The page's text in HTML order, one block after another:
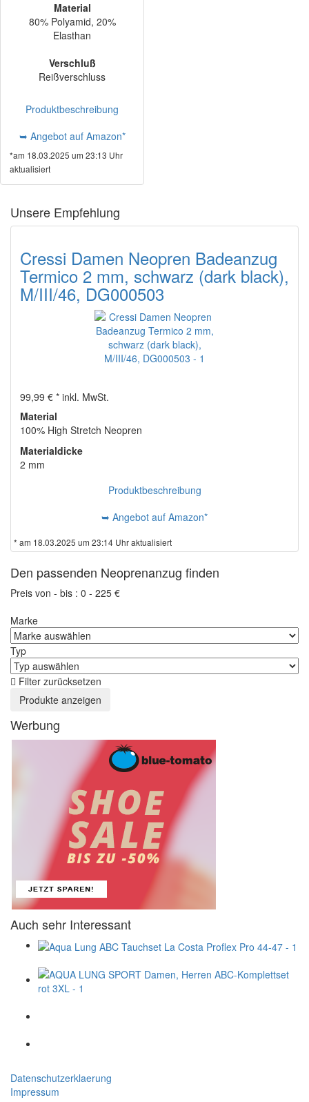
Material
80% Polyamid, 20%
Elasthan
Verschluß
Reißverschluss
Produktbeschreibung
➥ Angebot auf Amazon*
*am 18.03.2025 um 23:13 Uhr
aktualisiert
Unsere Empfehlung
Cressi Damen Neopren Badeanzug
Termico 2 mm, schwarz (dark black),
M/III/46, DG000503
99,99 € * inkl. MwSt.
Material
100% High Stretch Neopren
Materialdicke
2 mm
Produktbeschreibung
➥ Angebot auf Amazon*
* am 18.03.2025 um 23:14 Uhr aktualisiert
Den passenden Neoprenanzug finden
Preis von - bis : 0 - 225 €
Marke
Typ
Filter zurücksetzen
Werbung
Auch sehr Interessant
Datenschutzerklaerung
Impressum